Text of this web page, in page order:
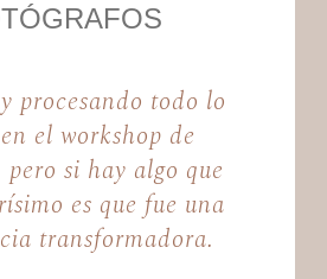
procesando todo lo
el workshop de
si hay algo que
es que fue una
transformadora.